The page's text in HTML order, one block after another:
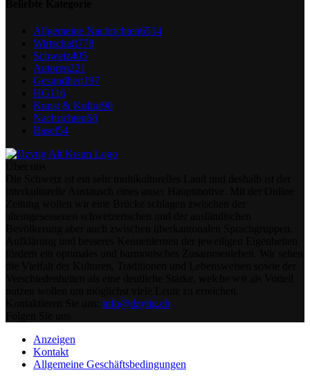
Allgemeine Nachrichten6514
Wirtschaft778
Schweiz405
Autoren221
Gesundheit197
HG116
Kunst & Kultur90
Nachrichten68
Basel54
info@dzytig.ch
Anzeigen
Kontakt
Allgemeine Geschäftsbedingungen